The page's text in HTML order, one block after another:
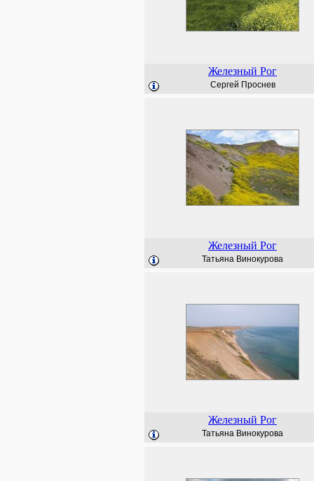
Железный Рог
Сергей Проснев
Железный Рог
Татьяна Винокурова
Железный Рог
Татьяна Винокурова